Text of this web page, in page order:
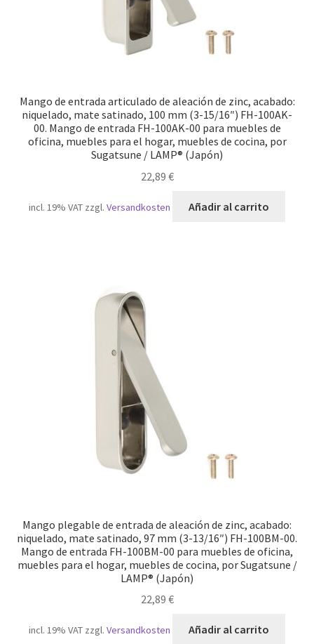
Mango de entrada articulado de aleación de zinc, acabado:
niquelado, mate satinado, 100 mm (3-15/16″) FH-100AK-
00. Mango de entrada FH-100AK-00 para muebles de
oficina, muebles para el hogar, muebles de cocina, por
Sugatsune / LAMP® (Japón)
22,89 €
incl. 19% VAT zzgl.Versandkosten Añadir al carrito
Mango plegable de entrada de aleación de zinc, acabado:
niquelado, mate satinado, 97 mm (3-13/16″) FH-100BM-00.
Mango de entrada FH-100BM-00 para muebles de oficina,
muebles para el hogar, muebles de cocina, por Sugatsune /
LAMP® (Japón)
22,89 €
incl. 19% VAT zzgl.Versandkosten Añadir al carrito